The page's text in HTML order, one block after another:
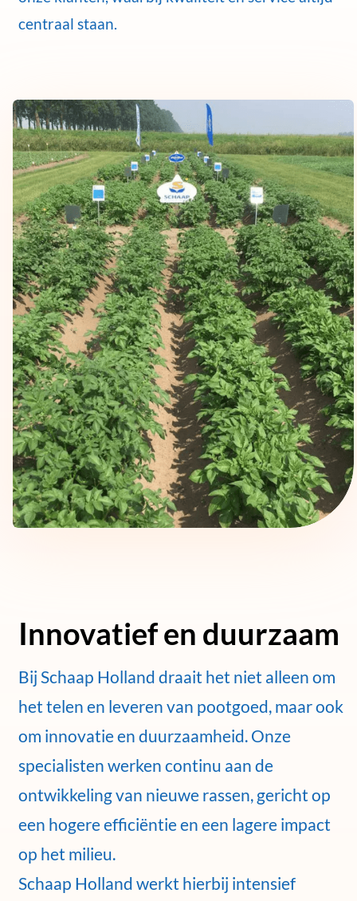
centraal staan.
Innovatief en duurzaam
Bij Schaap Holland draait het niet alleen om
het telen en leveren van pootgoed, maar ook
om innovatie en duurzaamheid. Onze
specialisten werken continu aan de
ontwikkeling van nieuwe rassen, gericht op
een hogere efficiëntie en een lagere impact
op het milieu.
Schaap Holland werkt hierbij intensief